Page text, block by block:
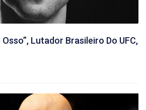
Lutador Brasileiro Do UFC,